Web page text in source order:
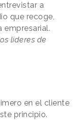
a
que recoge,
empresarial.
líderes de
en el cliente
principio.